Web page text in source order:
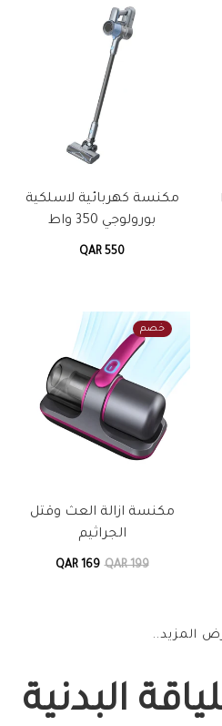
مكنسة كهربائية لاسلكية
بورولوجي 350 واط
QAR 550
خصم
مكنسة ازالة العث وقتل
الجراثيم
QAR 169 QAR 199
المزيد..
البدنية